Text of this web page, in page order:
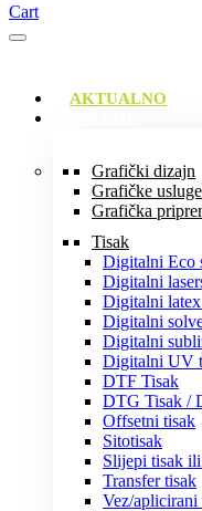
Cart
AKTUALNO
Grafički dizajn
Grafičke usluge
Grafička
Tisak
Digitalni Eco
Digitalni
Digitalni
Digitalni
Digitalni
Digitalni UV
DTF Tisak
DTG Tisak /
Offsetni tisak
Sitotisak
Slijepi tisak
Transfer tisak
Vez/aplicirani